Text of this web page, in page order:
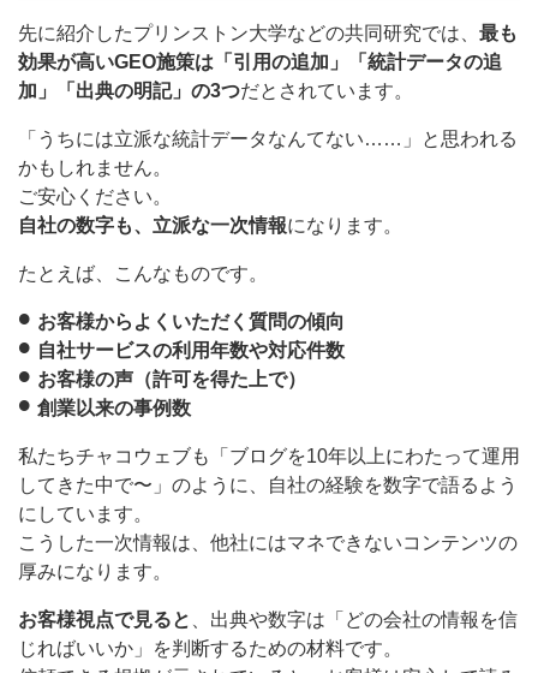
先に紹介したプリンストン大学などの共同研究では、 最も
効果が高いGEO施策は「引用の追加」「統計データの追
加」「出典の明記」の3つだとされています。
「うちには立派な統計データなんてない……」と思われる
かもしれません。
ご安心ください。
自社の数字も、立派な一次情報になります。
たとえば、こんなものです。
お客様からよくいただく質問の傾向
自社サービスの利用年数や対応件数
お客様の声（許可を得た上で）
創業以来の事例数
私たちチャコウェブも「ブログを10年以上にわたって運用
してきた中で〜」のように、自社の経験を数字で語るよう
にしています。
こうした一次情報は、他社にはマネできないコンテンツの
厚みになります。
お客様視点で見ると
、出典や数字は「どの会社の情報を信
じればいいか」を判断するための材料です。